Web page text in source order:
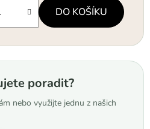
DO KOŠÍKU
poradit?
nebo využijte jednu z našich